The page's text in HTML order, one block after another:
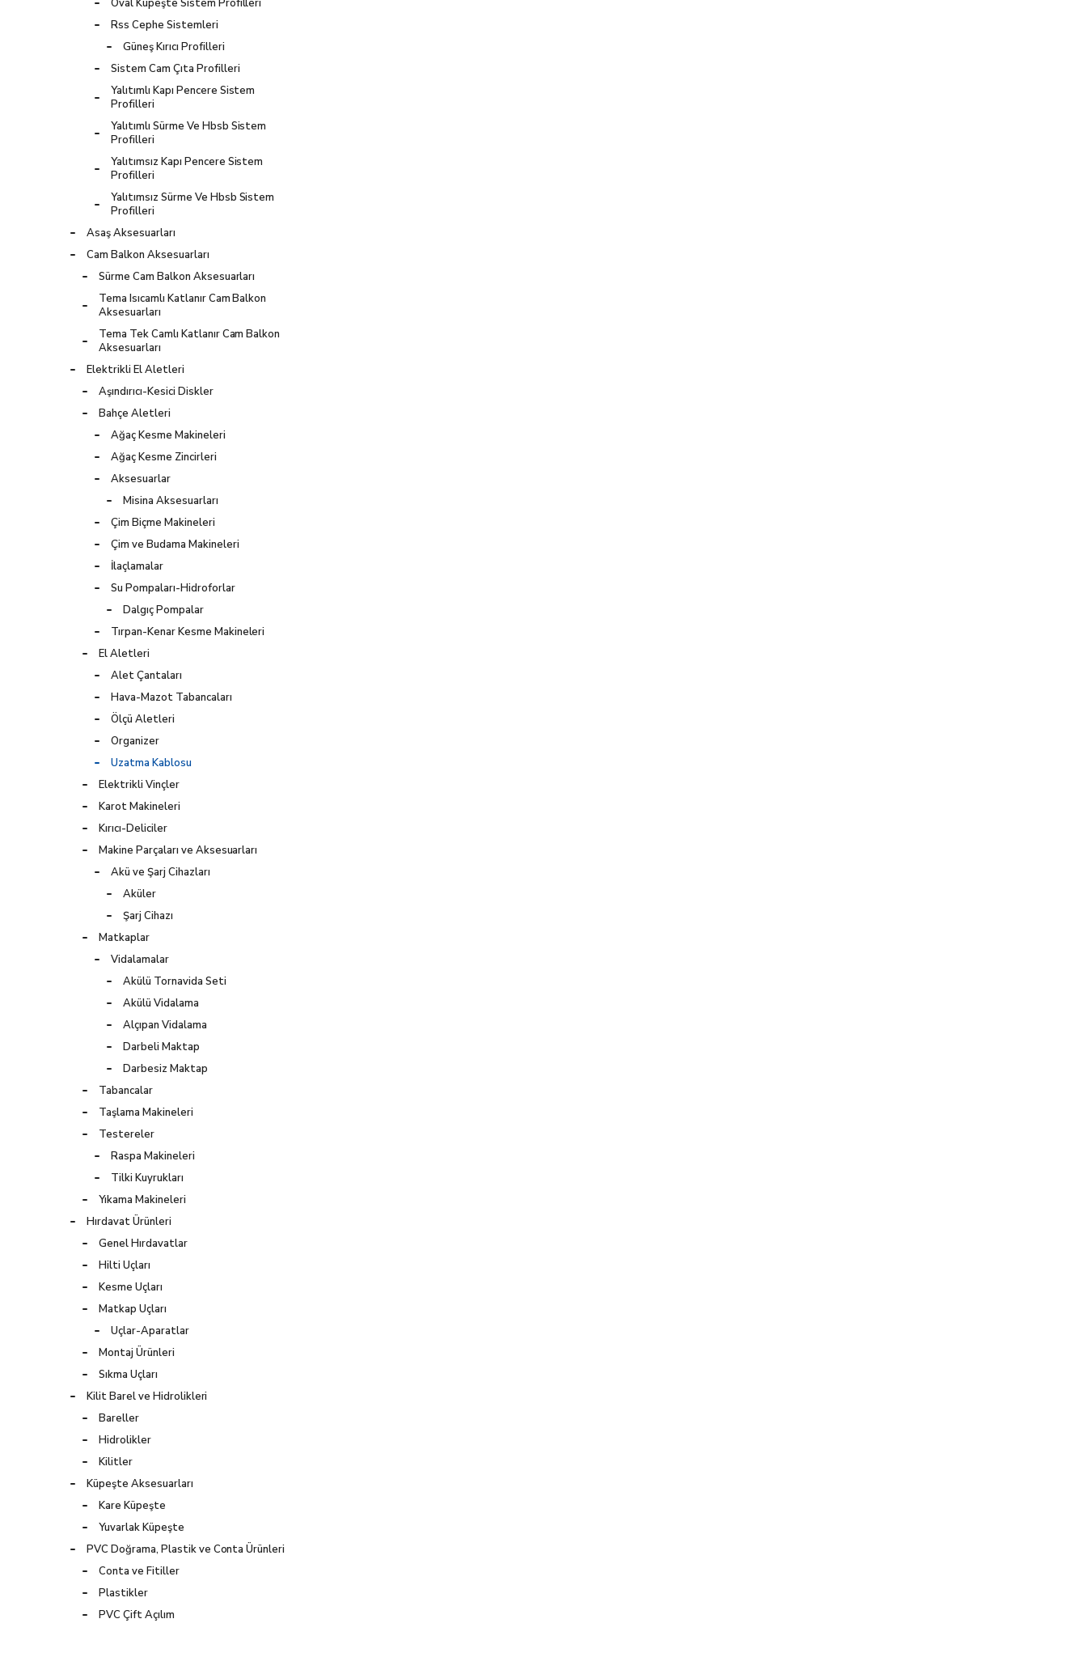
Oval Küpeşte Sistem Profilleri
Rss Cephe Sistemleri
Güneş Kırıcı Profilleri
Sistem Cam Çıta Profilleri
Yalıtımlı Kapı Pencere Sistem
Profilleri
Yalıtımlı Sürme Ve Hbsb Sistem
Profilleri
Yalıtımsız Kapı Pencere Sistem
Profilleri
Yalıtımsız Sürme Ve Hbsb Sistem
Profilleri
Asaş Aksesuarları
Cam Balkon Aksesuarları
Sürme Cam Balkon Aksesuarları
Tema Isıcamlı Katlanır Cam Balkon
Aksesuarları
Tema Tek Camlı Katlanır Cam Balkon
Aksesuarları
Elektrikli El Aletleri
Aşındırıcı-Kesici Diskler
Bahçe Aletleri
Ağaç Kesme Makineleri
Ağaç Kesme Zincirleri
Aksesuarlar
Misina Aksesuarları
Çim Biçme Makineleri
Çim ve Budama Makineleri
İlaçlamalar
Su Pompaları-Hidroforlar
Dalgıç Pompalar
Tırpan-Kenar Kesme Makineleri
El Aletleri
Alet Çantaları
Hava-Mazot Tabancaları
Ölçü Aletleri
Organizer
Uzatma Kablosu
Elektrikli Vinçler
Karot Makineleri
Kırıcı-Deliciler
Makine Parçaları ve Aksesuarları
Akü ve Şarj Cihazları
Aküler
Şarj Cihazı
Matkaplar
Vidalamalar
Akülü Tornavida Seti
Akülü Vidalama
Alçıpan Vidalama
Darbeli Maktap
Darbesiz Maktap
Tabancalar
Taşlama Makineleri
Testereler
Raspa Makineleri
Tilki Kuyrukları
Yıkama Makineleri
Hırdavat Ürünleri
Genel Hırdavatlar
Hilti Uçları
Kesme Uçları
Matkap Uçları
Uçlar-Aparatlar
Montaj Ürünleri
Sıkma Uçları
Kilit Barel ve Hidrolikleri
Bareller
Hidrolikler
Kilitler
Küpeşte Aksesuarları
Kare Küpeşte
Yuvarlak Küpeşte
PVC Doğrama, Plastik ve Conta Ürünleri
Conta ve Fitiller
Plastikler
PVC Çift Açılım